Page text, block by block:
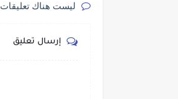
ليست هناك تعليقات
إرسال تعليق